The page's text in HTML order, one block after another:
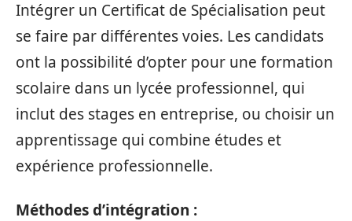
Intégrer un Certificat de Spécialisation peut
se faire par différentes voies. Les candidats
ont la possibilité d’opter pour une formation
scolaire dans un lycée professionnel, qui
inclut des stages en entreprise, ou choisir un
apprentissage qui combine études et
expérience professionnelle.
Méthodes d’intégration :